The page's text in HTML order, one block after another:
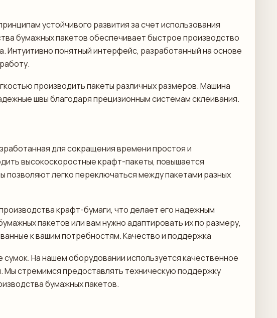
устойчивого развития за счет использования
бумажных пакетов обеспечивает быстрое производство
Интуитивно понятный интерфейс, разработанный на основе
производить пакеты различных размеров. Машина
швы благодаря прецизионным системам склеивания.
для сокращения времени простоя и
высокоскоростные крафт-пакеты, повышается
легко переключаться между пакетами разных
крафт-бумаги, что делает его надежным
пакетов или вам нужно адаптировать их по размеру,
к вашим потребностям. Качество и поддержка
На нашем оборудовании используется качественное
Мы стремимся предоставлять техническую поддержку
бумажных пакетов.